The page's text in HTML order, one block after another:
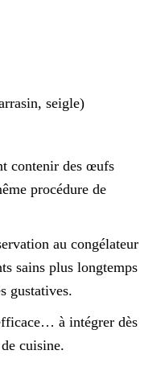
seigle)
contenir des œufs
procédure de
au congélateur
sains plus longtemps
gustatives.
à intégrer dès
cuisine.